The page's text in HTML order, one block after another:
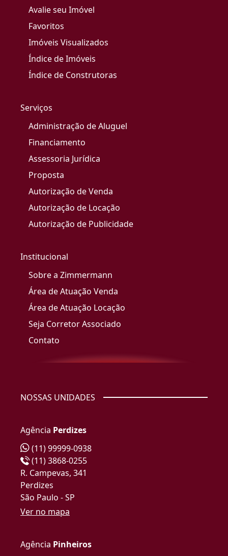
Avalie seu Imóvel
Favoritos
Imóveis Visualizados
Índice de Imóveis
Índice de Construtoras
Serviços
Administração de Aluguel
Financiamento
Assessoria Jurídica
Proposta
Autorização de Venda
Autorização de Locação
Autorização de Publicidade
Institucional
Sobre a Zimmermann
Área de Atuação Venda
Área de Atuação Locação
Seja Corretor Associado
Contato
NOSSAS UNIDADES
Agência Perdizes
(11) 99999-0938
(11) 3868-0255
R. Campevas, 341
Perdizes
São Paulo - SP
Ver no mapa
Agência Pinheiros